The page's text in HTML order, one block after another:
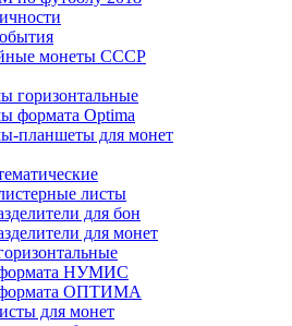
монеты СССР
горизонтальные
формата Optima
планшеты для монет
листы
для бон
для монет
НУМИС
ОПТИМА
для монет